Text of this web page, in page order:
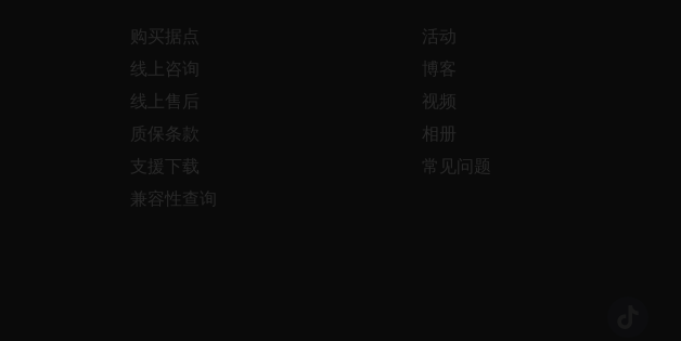
购买据点
线上咨询
线上售后
质保条款
支援下载
兼容性查询
活动
博客
视频
相册
常见问题